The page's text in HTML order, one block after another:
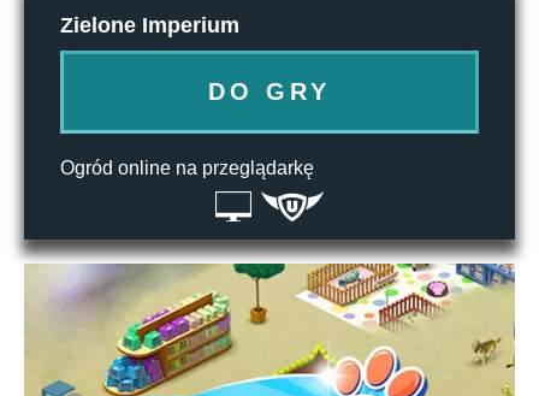
Zielone Imperium
DO GRY
Ogród online na przeglądarkę